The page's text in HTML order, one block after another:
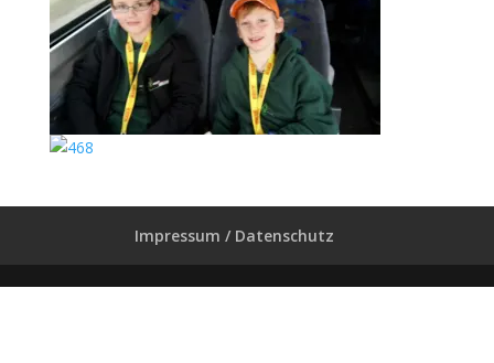
Impressum / Datenschutz